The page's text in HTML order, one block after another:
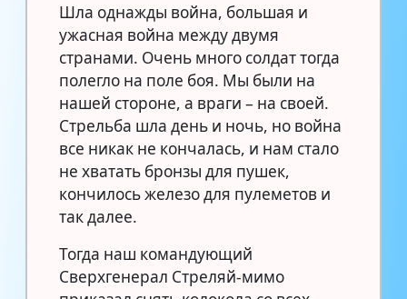
Шла однажды война, большая и
ужасная война между двумя
странами. Очень много солдат тогда
полегло на поле боя. Мы были на
нашей стороне, а враги – на своей.
Стрельба шла день и ночь, но война
все никак не кончалась, и нам стало
не хватать бронзы для пушек,
кончилось железо для пулеметов и
так далее.
Тогда наш командующий
Сверхгенерал Стреляй-мимо